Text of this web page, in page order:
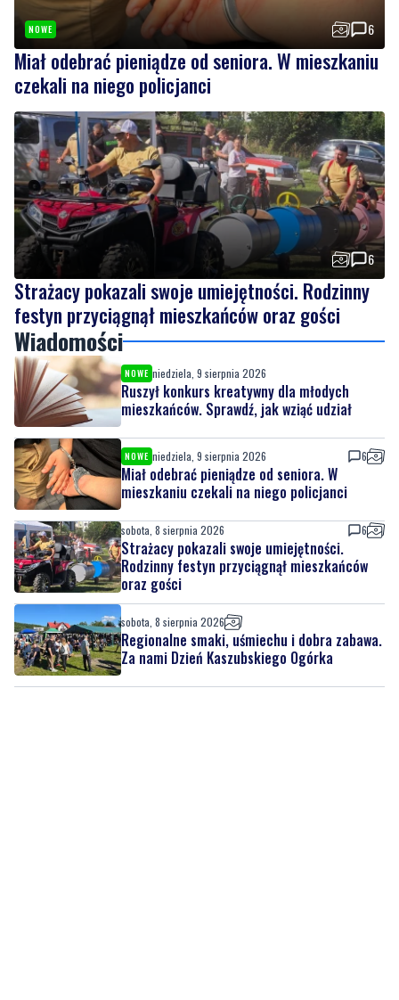
NOWE 6
Miał odebrać pieniądze od seniora. W mieszkaniu
czekali na niego policjanci
6
Strażacy pokazali swoje umiejętności. Rodzinny
festyn przyciągnął mieszkańców oraz gości
Wiadomości
NOWE niedziela, 9 sierpnia 2026
Ruszył konkurs kreatywny dla młodych
mieszkańców. Sprawdź, jak wziąć udział
NOWE niedziela, 9 sierpnia 2026 6
Miał odebrać pieniądze od seniora. W
mieszkaniu czekali na niego policjanci
sobota, 8 sierpnia 2026 6
Strażacy pokazali swoje umiejętności.
Rodzinny festyn przyciągnął mieszkańców
oraz gości
sobota, 8 sierpnia 2026
Regionalne smaki, uśmiechu i dobra zabawa.
Za nami Dzień Kaszubskiego Ogórka